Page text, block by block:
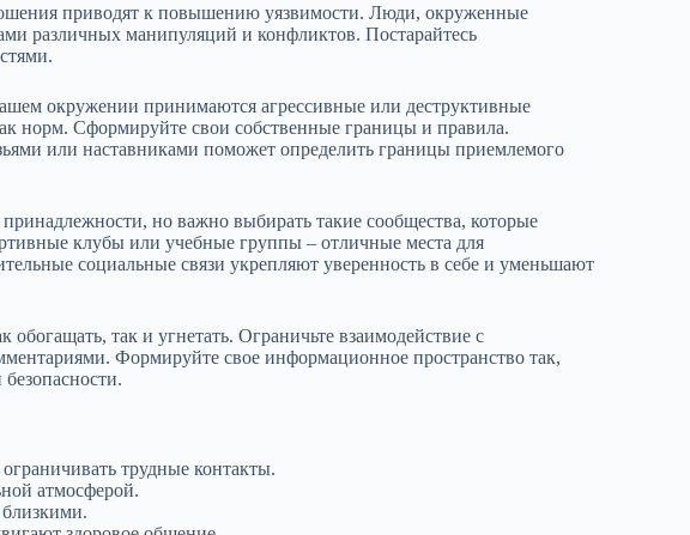
приводят к повышению уязвимости. Люди, окруженные
различных манипуляций и конфликтов. Постарайтесь
окружении принимаются агрессивные или деструктивные
норм. Сформируйте свои собственные границы и правила.
или наставниками поможет определить границы приемлемого
но важно выбирать такие сообщества, которые
клубы или учебные группы – отличные места для
социальные связи укрепляют уверенность в себе и уменьшают
так и угнетать. Ограничьте взаимодействие с
Формируйте свое информационное пространство так,
трудные контакты.
атмосферой.